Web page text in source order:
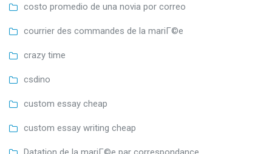
costo promedio de una novia por correo
courrier des commandes de la mariГ©e
crazy time
csdino
custom essay cheap
custom essay writing cheap